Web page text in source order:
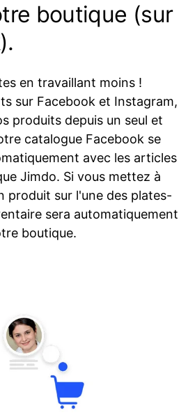
boutique (sur
en travaillant moins !
sur Facebook et Instagram,
produits depuis un seul et
catalogue Facebook se
avec les articles
Jimdo. Si vous mettez à
produit sur l'une des plates-
sera automatiquement
boutique.